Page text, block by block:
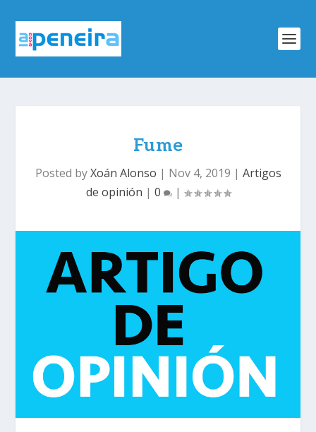
Fume
Posted byXoán Alonso | Nov 4, 2019 | Artigos
de opinión | 0 |